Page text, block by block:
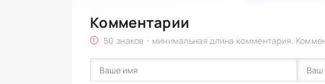
Комментарии
50 знаков - минимальная длина комментария.